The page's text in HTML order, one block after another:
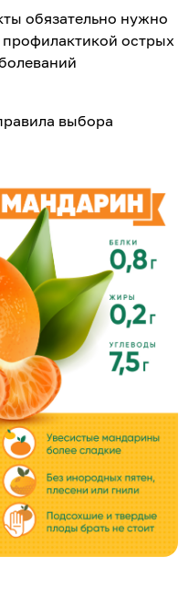
обязательно нужно
острых
выбора